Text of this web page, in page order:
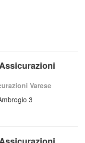
Varese
3